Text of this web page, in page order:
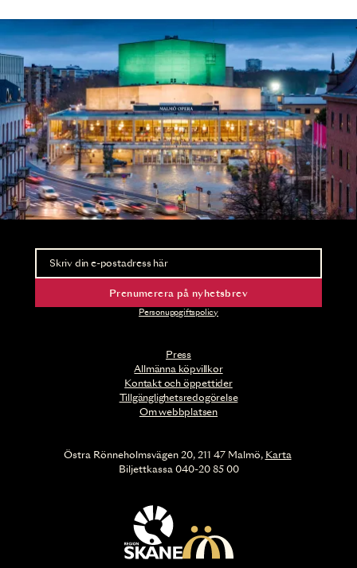
Press
Allmänna köpvillkor
Kontakt och öppettider
Tillgänglighetsredogörelse
Om webbplatsen
Nyhetsbrev
Ta del av förhandsinformation och biljettsläpp.
Prenumerera på nyhetsbrev
Personuppgiftspolicy
Östra Rönneholmsvägen 20, 211 47 Malmö, Karta
Biljettkassa 040-20 85 00